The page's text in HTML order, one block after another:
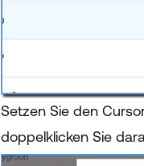
Setzen Sie den
doppelklicken Sie